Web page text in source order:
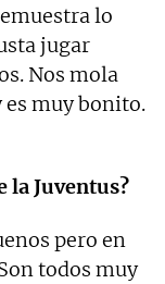
lo
jugar
Nos mola
es muy bonito.
la Juventus?
pero en
todos muy